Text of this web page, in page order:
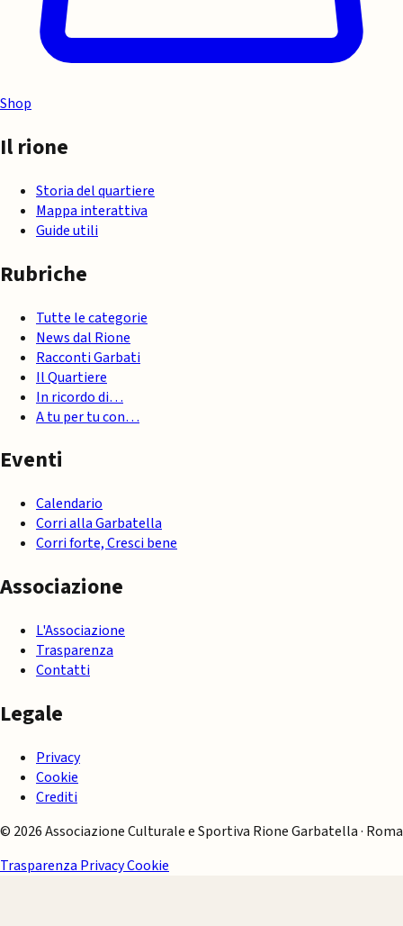
Shop
Il rione
Storia del quartiere
Mappa interattiva
Guide utili
Rubriche
Tutte le categorie
News dal Rione
Racconti Garbati
Il Quartiere
In ricordo di…
A tu per tu con…
Eventi
Calendario
Corri alla Garbatella
Corri forte, Cresci bene
Associazione
L'Associazione
Trasparenza
Contatti
Legale
Privacy
Cookie
Crediti
© 2026 Associazione Culturale e Sportiva Rione Garbatella · Roma
Trasparenza PrivacyCookie